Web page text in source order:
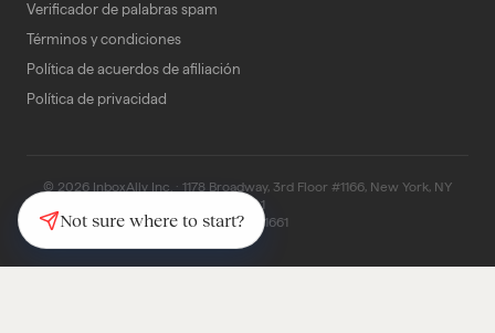
Verificador de palabras spam
Términos y condiciones
Política de acuerdos de afiliación
Política de privacidad
© 2026 InboxAlly Inc. · 1178 Broadway, 3rd Floor #1166, New York, NY
10001
(347) 997-1661
Not sure where to start?